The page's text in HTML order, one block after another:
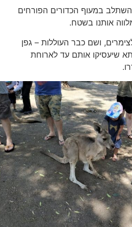
במעוף הכדורים הפורחים
אותנו בשטח.
ושם כבר העוללות – גפן
שיעסיקו אותם עד לארוחת